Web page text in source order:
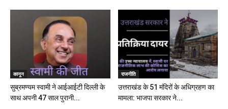
कानून
सुब्रमण्यम स्वामी ने आईआईटी दिल्ली के
साथ अपनी 47 साल पुरानी...
राजनीति
उत्तराखंड के 51 मंदिरों के अधिग्रहण का
मामला: भाजपा सरकार ने...